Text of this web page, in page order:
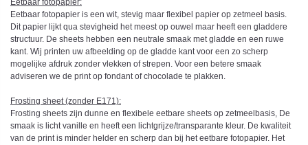
Eetbaar fotopapier:
Eetbaar fotopapier is een wit, stevig maar flexibel papier op zetmeel basis.
Dit papier lijkt qua stevigheid het meest op ouwel maar heeft een gladdere
structuur. De sheets hebben een neutrale smaak met gladde en een ruwe
kant. Wij printen uw afbeelding op de gladde kant voor een zo scherp
mogelijke afdruk zonder vlekken of strepen. Voor een betere smaak
adviseren we de print op fondant of chocolade te plakken.
Frosting sheet (zonder E171):
Frosting sheets zijn dunne en flexibele eetbare sheets op zetmeelbasis, De
smaak is licht vanille en heeft een lichtgrijze/transparante kleur. De kwaliteit
van de print is minder helder en scherp dan bij het eetbare fotopapier. Het